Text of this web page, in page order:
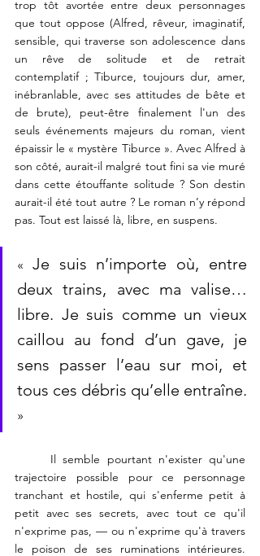
trop tôt avortée entre deux personnages
que tout oppose (Alfred, rêveur, imaginatif,
sensible, qui traverse son adolescence dans
un rêve de solitude et de retrait
contemplatif ; Tiburce, toujours dur, amer,
inébranlable, avec ses attitudes de bête et
de brute), peut-être finalement l'un des
seuls événements majeurs du roman, vient
épaissir le « mystère Tiburce ». Avec Alfred à
son côté, aurait-il malgré tout fini sa vie muré
dans cette étouffante solitude ? Son destin
aurait-il été tout autre ? Le roman n’y répond
pas. Tout est laissé là, libre, en suspens.
« Je suis n’importe où, entre
deux trains, avec ma valise…
libre. Je suis comme un vieux
caillou au fond d’un gave, je
sens passer l’eau sur moi, et
»
trajectoire possible pour ce personnage
tranchant et hostile, qui s'enferme petit à
petit avec ses secrets, avec tout ce qu'il
n'exprime pas, — ou n'exprime qu'à travers
le poison de ses ruminations intérieures.